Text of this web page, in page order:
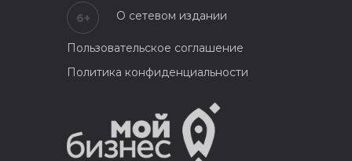
6+ О сетевом издании
Пользовательское соглашение
Политика конфиденциальности